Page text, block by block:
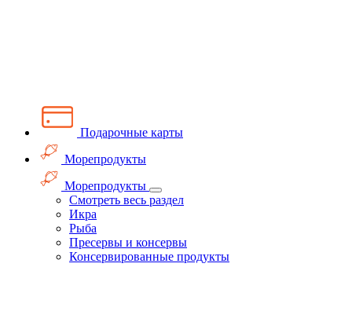
Подарочные карты
Морепродукты
Морепродукты
Смотреть весь раздел
Икра
Рыба
Пресервы и консервы
Консервированные продукты